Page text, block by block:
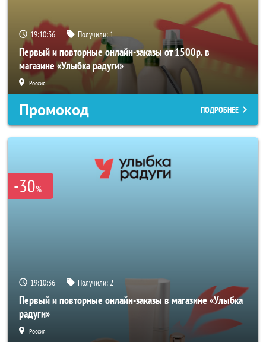
19:10:34 Получили:1
Первый и повторные онлайн-заказы от 1500р. в
магазине «Улыбка радуги»
Россия
Промокод ПОДРОБНЕЕ
-30%
19:10:34 Получили:2
Первый и повторные онлайн-заказы в магазине «Улыбка
радуги»
Россия